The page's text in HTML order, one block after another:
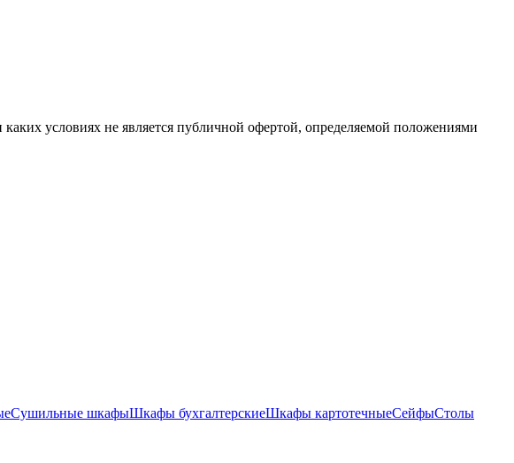
условиях не является публичной офертой, определяемой положениями
Сушильные шкафыШкафы бухгалтерскиеШкафы картотечныеСейфыСтолы